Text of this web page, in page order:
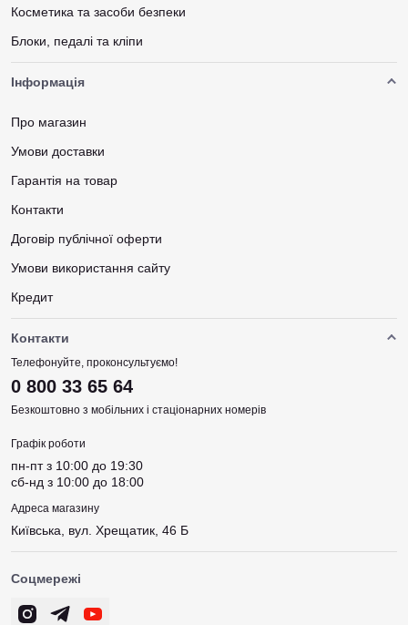
Косметика та засоби безпеки
Блоки, педалі та кліпи
Інформація
Про магазин
Умови доставки
Гарантія на товар
Контакти
Договір публічної оферти
Умови використання сайту
Кредит
Контакти
Телефонуйте, проконсультуємо!
0 800 33 65 64
Безкоштовно з мобільних і стаціонарних номерів
Графік роботи
пн-пт з 10:00 до 19:30
сб-нд з 10:00 до 18:00
Адреса магазину
Київська, вул. Хрещатик, 46 Б
Соцмережі